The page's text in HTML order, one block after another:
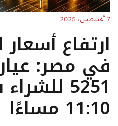
7 أغسطس، 2025
ارتفاع
5251
11:10 مساءًا